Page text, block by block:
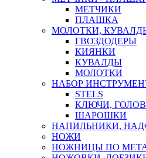
МЕТЧИКИ
ПЛАШКА
МОЛОТКИ,
ГВОЗДОДЕРЫ
КИЯНКИ
КУВАЛДЫ
МОЛОТКИ
НАБОР
STELS
КЛЮЧИ,
ШАРОШКИ
НАПИЛЬНИКИ,
НОЖИ
НОЖНИЦЫ ПО